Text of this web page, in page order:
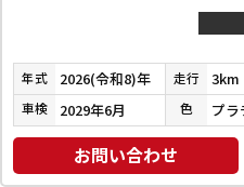
年式 2026(令和8)年 走行 3km
車検 2029年6月 色
お問い合わせ